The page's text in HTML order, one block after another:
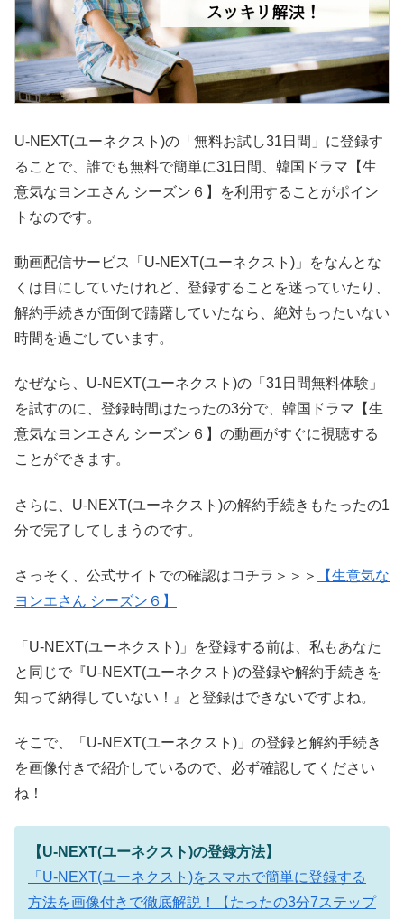
U-NEXT(ユーネクスト)の「無料お試し31日間」に登録す
ることで、誰でも無料で簡単に31日間、韓国ドラマ【生
意気なヨンエさん シーズン６】を利用することがポイン
トなのです。
動画配信サービス「U-NEXT(ユーネクスト)」をなんとな
くは目にしていたけれど、登録することを迷っていたり、
解約手続きが面倒で躊躇していたなら、絶対もったいない
時間を過ごしています。
なぜなら、U-NEXT(ユーネクスト)の「31日間無料体験」
を試すのに、登録時間はたったの3分で、韓国ドラマ【生
意気なヨンエさん シーズン６】の動画がすぐに視聴する
ことができます。
さらに、U-NEXT(ユーネクスト)の解約手続きもたったの1
分で完了してしまうのです。
さっそく、公式サイトでの確認はコチラ＞＞＞
【生意気な
ヨンエさん シーズン６】
「U-NEXT(ユーネクスト)」を登録する前は、私もあなた
と同じで『U-NEXT(ユーネクスト)の登録や解約手続きを
知って納得していない！』と登録はできないですよね。
そこで、「U-NEXT(ユーネクスト)」の登録と解約手続き
を画像付きで紹介しているので、必ず確認してください
ね！
【U-NEXT(ユーネクスト)の登録方法】
「U-NEXT(ユーネクスト)をスマホで簡単に登録する
方法を画像付きで徹底解説！【たったの3分7ステップ